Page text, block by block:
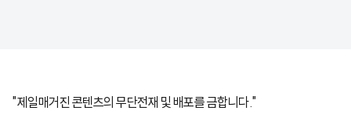
"제일매거진 콘텐츠의 무단전재 및 배포를 금합니다."